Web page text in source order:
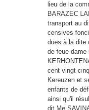
lieu de la
BARAZEC
transport au
censives
dues à la dite
de feue dame
cent vingt
Kereuzen et
enfants de
ainsi qu'il
dit Me